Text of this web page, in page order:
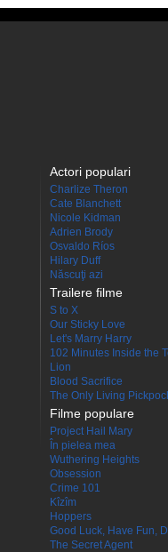
Actori populari
Charlize Theron
Cate Blanchett
Nicole Kidman
Adrien Brody
Osvaldo Ríos
Hilary Duff
Născuţi azi
Trailere filme
S to X
Our Sticky Love
Let's Marry Harry
102 Minutes Inside the
Lion
Blood Sacrifice
The Only Living
Filme populare
Project Hail Mary
În pielea mea
Wuthering Heights
Obsession
Crime 101
Kîzîm
Hoppers
Good Luck, Have Fun,
The Secret Agent